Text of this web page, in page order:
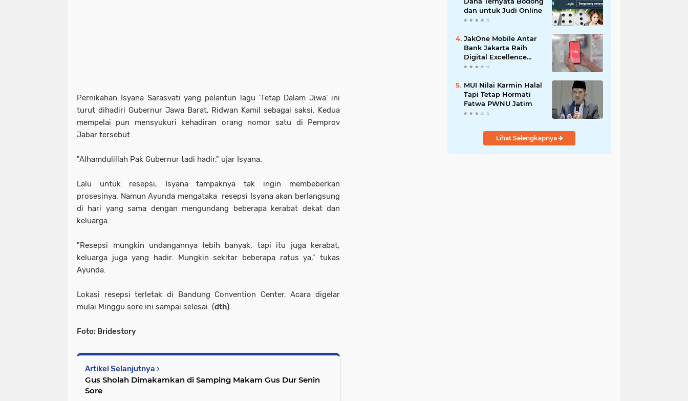
Pernikahan Isyana Sarasvati yang pelantun lagu 'Tetap Dalam Jiwa' ini
turut dihadiri Gubernur Jawa Barat, Ridwan Kamil sebagai saksi. Kedua
mempelai pun mensyukuri kehadiran orang nomor satu di Pemprov
Jabar tersebut.
"Alhamdulillah Pak Gubernur tadi hadir," ujar Isyana.
Lalu untuk resepsi, Isyana tampaknya tak ingin membeberkan
prosesinya. Namun Ayunda mengataka resepsi Isyana akan berlangsung
di hari yang sama dengan mengundang beberapa kerabat dekat dan
keluarga.
"Resepsi mungkin undangannya lebih banyak, tapi itu juga kerabat,
keluarga juga yang hadir. Mungkin sekitar beberapa ratus ya," tukas
Ayunda.
Lokasi resepsi terletak di Bandung Convention Center. Acara digelar
mulai Minggu sore ini sampai selesai. (dth)
Foto: Bridestory
Artikel Selanjutnya
Gus Sholah Dimakamkan di Samping Makam Gus Dur Senin
Sore
dan untuk Judi Online
JakOne Mobile Antar
Bank Jakarta Raih
Digital Excellence
Awards 2026
MUI Nilai Karmin Halal
Tapi Tetap Hormati
Fatwa PWNU Jatim
Lihat Selengkapnya